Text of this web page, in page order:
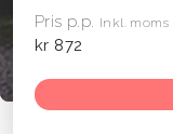
Pris p.p. Inkl. moms
kr 872